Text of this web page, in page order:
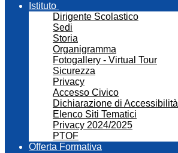
Istituto
Dirigente Scolastico
Sedi
Storia
Organigramma
Fotogallery - Virtual Tour
Sicurezza
Privacy
Accesso Civico
Dichiarazione di Accessibilità
Elenco Siti Tematici
Privacy 2024/2025
PTOF
Offerta Formativa